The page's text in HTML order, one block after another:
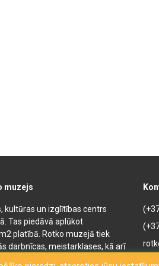
muzejs
kultūras un izglītības centrs
Tas piedāvā aplūkot
platībā. Rotko muzejā tiek
darbnīcas, meistarklases, kā arī